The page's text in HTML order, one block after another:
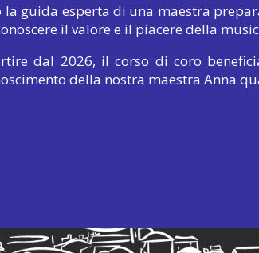
la guida esperta di una maestra
il valore e il piacere della
dal 2026, il corso di coro
della nostra maestra Anna